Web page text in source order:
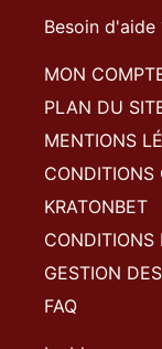
Besoin d'aide
MON
PLAN DU
MENTIONS
CONDITIONS
KRATONBET
CONDITIONS
GESTION
FAQ